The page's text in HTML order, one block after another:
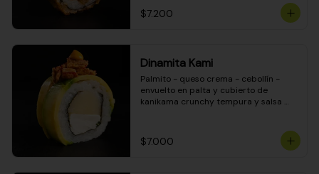
$7.200
Dinamita Kami
Palmito - queso crema - cebollín -
envuelto en palta y cubierto de
kanikama crunchy tempura y salsa
$7.000